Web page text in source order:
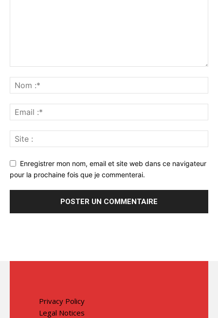
Enregistrer mon nom, email et site web dans ce navigateur
pour la prochaine fois que je commenterai.
Privacy Policy
Legal Notices